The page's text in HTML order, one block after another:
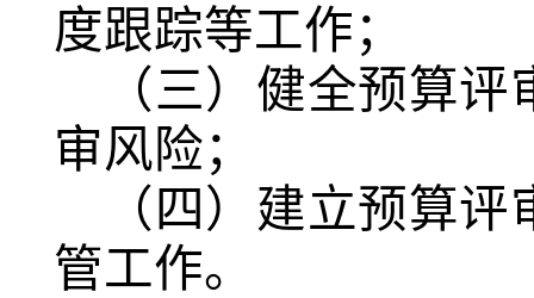
度跟踪等工作；
（三）健全预算
审风险；
（四）建立预算
管工作。